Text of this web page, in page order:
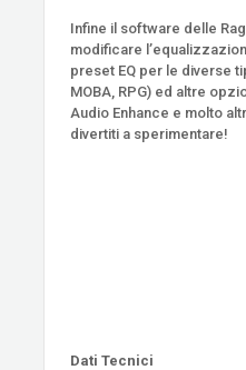
Infine il software delle
modificare
preset EQ per le diverse
MOBA, RPG) ed altre
Audio Enhance e molto
divertiti a sperimentare!
Dati Tecnici